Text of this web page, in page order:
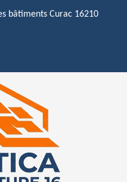
bâtiments Curac 16210